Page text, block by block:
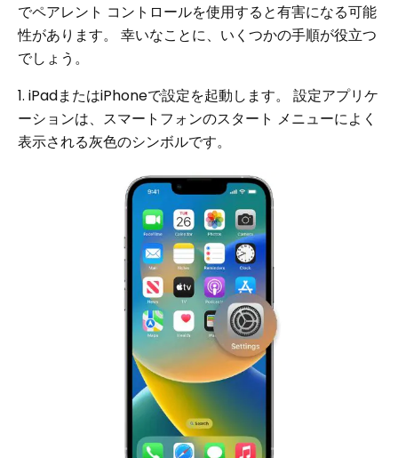
でペアレント コントロールを使用すると有害になる可能
性があります。 幸いなことに、いくつかの手順が役立つ
でしょう。
1. iPadまたはiPhoneで設定を起動します。 設定アプリケ
ーションは、スマートフォンのスタート メニューによく
表示される灰色のシンボルです。